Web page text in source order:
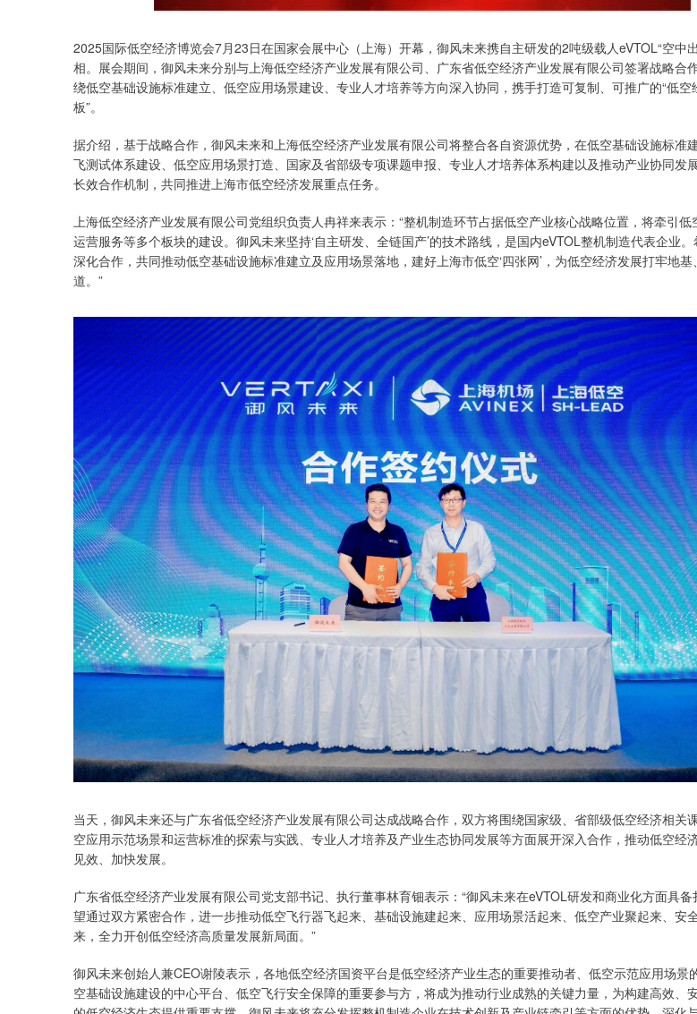
2025国际低空经济博览会7月23日在国家会展中心（上海）开幕，御风未来携自主研发的2吨级载人eVTOL“空中
相。展会期间，御风未来分别与上海低空经济产业发展有限公司、广东省低空经济产业发展有限公司签署战略合
绕低空基础设施标准建立、低空应用场景建设、专业人才培养等方向深入协同，携手打造可复制、可推广的“低空
板”。
据介绍，基于战略合作，御风未来和上海低空经济产业发展有限公司将整合各自资源优势，在低空基础设施标准
飞测试体系建设、低空应用场景打造、国家及省部级专项课题申报、专业人才培养体系构建以及推动产业协同发
长效合作机制，共同推进上海市低空经济发展重点任务。
上海低空经济产业发展有限公司党组织负责人冉祥来表示：“整机制造环节占据低空产业核心战略位置，将牵引低
运营服务等多个板块的建设。御风未来坚持‘自主研发、全链国产’的技术路线，是国内eVTOL整机制造代表企业
深化合作，共同推动低空基础设施标准建立及应用场景落地，建好上海市低空‘四张网’，为低空经济发展打牢地
道。”
当天，御风未来还与广东省低空经济产业发展有限公司达成战略合作，双方将围绕国家级、省部级低空经济相关
空应用示范场景和运营标准的探索与实践、专业人才培养及产业生态协同发展等方面展开深入合作，推动低空经
见效、加快发展。
广东省低空经济产业发展有限公司党支部书记、执行董事林育钿表示：“御风未来在eVTOL研发和商业化方面具
望通过双方紧密合作，进一步推动低空飞行器飞起来、基础设施建起来、应用场景活起来、低空产业聚起来、安
来，全力开创低空经济高质量发展新局面。”
御风未来创始人兼CEO谢陵表示，各地低空经济国资平台是低空经济产业生态的重要推动者、低空示范应用场景
空基础设施建设的中心平台、低空飞行安全保障的重要参与方，将成为推动行业成熟的关键力量，为构建高效、